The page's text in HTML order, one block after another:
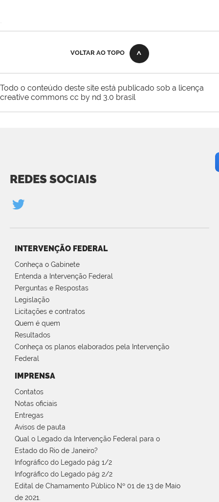
VOLTAR AO TOPO
Todo o conteúdo deste site está publicado sob a licença
creative commons cc by nd 3.0 brasil
REDES SOCIAIS
INTERVENÇÃO FEDERAL
Conheça o Gabinete
Entenda a Intervenção Federal
Perguntas e Respostas
Legislação
Licitações e contratos
Quem é quem
Resultados
Conheça os planos elaborados pela Intervenção
Federal
IMPRENSA
Contatos
Notas oficiais
Entregas
Avisos de pauta
Qual o Legado da Intervenção Federal para o
Estado do Rio de Janeiro?
Infográfico do Legado pág 1/2
Infográfico do Legado pág 2/2
Edital de Chamamento Público Nº 01 de 13 de Maio
de 2021.